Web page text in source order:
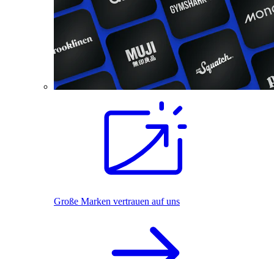
Große Marken vertrauen auf uns